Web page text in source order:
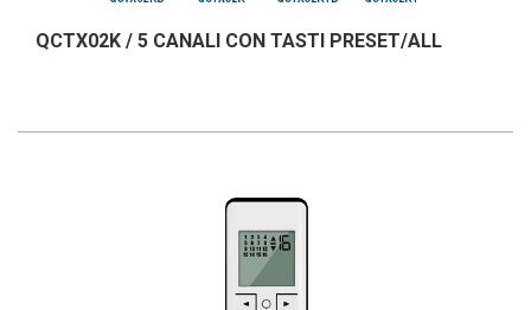
QCTX02K / 5 CANALI CON TASTI PRESET/ALL